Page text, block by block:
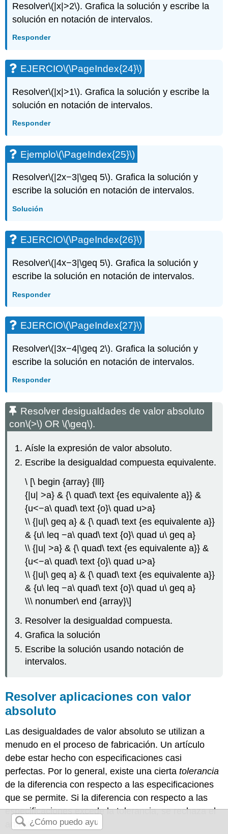
Resolver\(|x|>2\). Grafica la solución y escribe la
solución en notación de intervalos.
Responder
EJERCIO\(\PageIndex{24}\)
Resolver\(|x|>1\). Grafica la solución y escribe la
solución en notación de intervalos.
Responder
Ejemplo\(\PageIndex{25}\)
Resolver\(|2x−3|\geq 5\). Grafica la solución y
escribe la solución en notación de intervalos.
Solución
EJERCIO\(\PageIndex{26}\)
Resolver\(|4x−3|\geq 5\). Grafica la solución y
escribe la solución en notación de intervalos.
Responder
EJERCIO\(\PageIndex{27}\)
Resolver\(|3x−4|\geq 2\). Grafica la solución y
escribe la solución en notación de intervalos.
Responder
Resolver desigualdades de valor absoluto
con\(>\) OR\(\geq\).
Aísle la expresión de valor absoluto.
Escribe la desigualdad compuesta equivalente.
\ [\ begin {array} {lll}
{|u| >a} & {\ quad\ text {es equivalente a}} &
{u<−a\ quad\ text {o}\ quad u>a}
\\ {|u|\ geq a} & {\ quad\ text {es equivalente a}}
& {u\ leq −a\ quad\ text {o}\ quad u\ geq a}
\\ {|u| >a} & {\ quad\ text {es equivalente a}} &
{u<−a\ quad\ text {o}\ quad u>a}
\\ {|u|\ geq a} & {\ quad\ text {es equivalente a}}
& {u\ leq −a\ quad\ text {o}\ quad u\ geq a}
\\\ nonumber\ end {array}\]
Resolver la desigualdad compuesta.
Grafica la solución
Escribe la solución usando notación de
intervalos.
Resolver aplicaciones con valor
absoluto
Las desigualdades de valor absoluto se utilizan a
menudo en el proceso de fabricación. Un artículo
debe estar hecho con especificaciones casi
perfectas. Por lo general, existe una ciertatolerancia
de la diferencia con respecto a las especificaciones
que se permite. Si la diferencia con respecto a las
especificaciones excede la tolerancia, se rechaza el
artículo.